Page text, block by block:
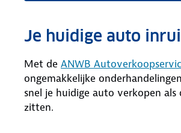
Je huidige auto
Met de ANWB
ongemakkelijke
snel je huidige auto verkopen
zitten.